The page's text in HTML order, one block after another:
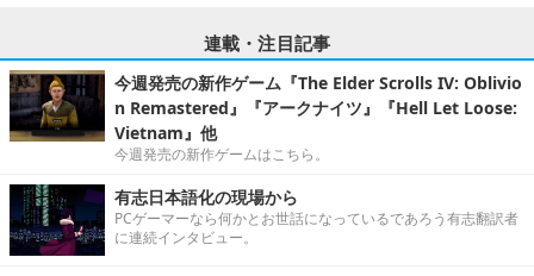
連載・注目記事
今週発売の新作ゲーム『The Elder Scrolls IV: Oblivio
n Remastered』『アークナイツ』『Hell Let Loose:
Vietnam』他
今週発売の新作ゲームはこちら。
有志日本語化の現場から
PCゲーマーなら何かとお世話になっているであろう有志翻訳者
に連続インタビュー。